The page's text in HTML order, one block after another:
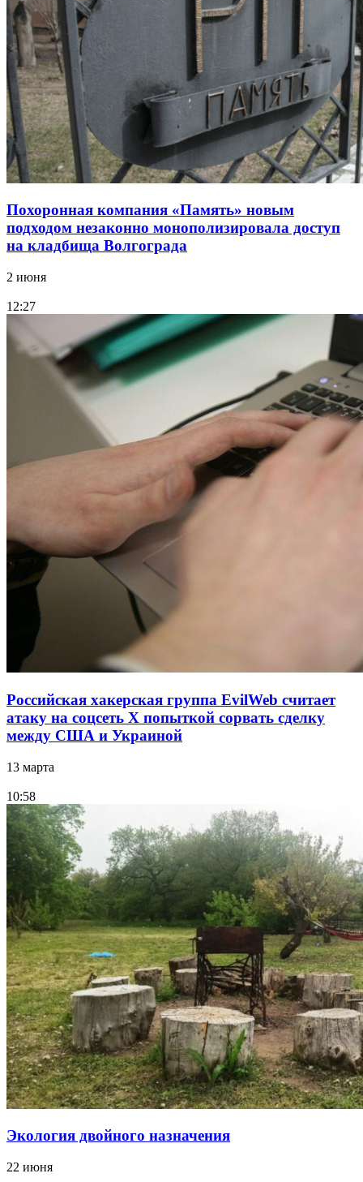
Похоронная компания «Память» новым
подходом незаконно монополизировала доступ
на кладбища Волгограда
2 июня
12:27
Российская хакерская группа EvilWeb считает
атаку на соцсеть Х попыткой сорвать сделку
между США и Украиной
13 марта
10:58
Экология двойного назначения
22 июня